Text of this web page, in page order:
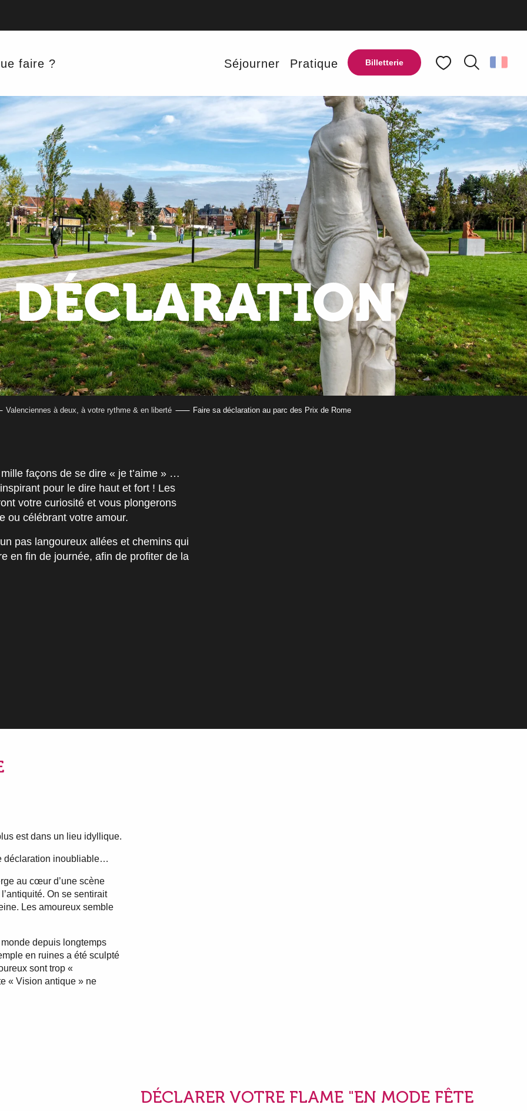
Billetterie
faire ? Séjourner Pratique
DÉCLARATION
Valenciennes à deux, à votre rythme & en liberté Faire sa déclaration au parc des Prix de Rome
façons de se dire « je t’aime » …
pour le dire haut et fort ! Les
votre curiosité et vous plongerons
ou célébrant votre amour.
pas langoureux allées et chemins qui
en fin de journée, afin de profiter de la
est dans un lieu idyllique.
déclaration inoubliable…
au cœur d’une scène
On se sentirait
Les amoureux semble
depuis longtemps
en ruines a été sculpté
sont trop «
« Vision antique » ne
DÉCLARER VOTRE FLAME "EN MODE FÊTE